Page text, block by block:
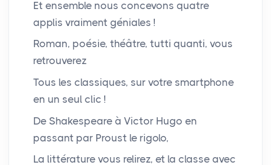
Et ensemble nous concevons quatre
applis vraiment géniales !
Roman, poésie, théâtre, tutti quanti, vous
retrouverez
Tous les classiques, sur votre smartphone
en un seul clic !
De Shakespeare à Victor Hugo en
passant par Proust le rigolo,
La littérature vous relirez, et la classe avec